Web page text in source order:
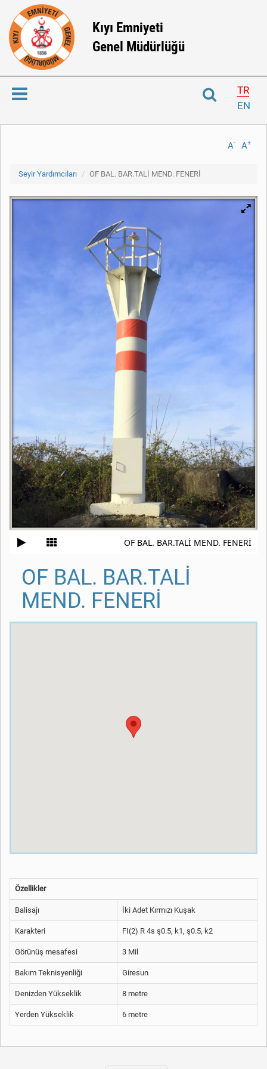
Kıyı Emniyeti
Genel Müdürlüğü
TR
EN
A+
A-
Seyir Yardımcıları OF BAL. BAR.TALİ MEND. FENERİ
OF BAL. BAR.TALİ MEND. FENERİ
OF BAL. BAR.TALİ
MEND. FENERİ
Özellikler
Balisajı İki Adet Kırmızı Kuşak
Karakteri FI(2) R 4s ş0.5, k1, ş0.5, k2
Görünüş mesafesi 3 Mil
Bakım Teknisyenliği Giresun
Denizden Yükseklik 8 metre
Yerden Yükseklik 6 metre